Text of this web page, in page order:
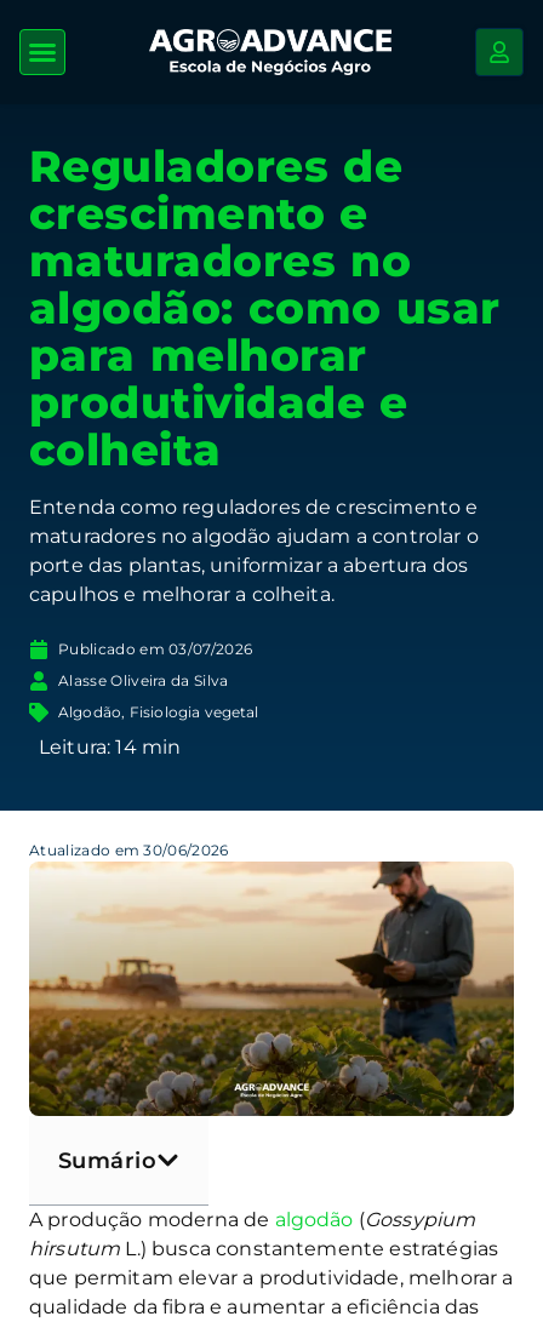
Reguladores de
crescimento e
maturadores no
algodão: como usar
para melhorar
produtividade e
colheita
Entenda como reguladores de crescimento e
maturadores no algodão ajudam a controlar o
porte das plantas, uniformizar a abertura dos
capulhos e melhorar a colheita.
Publicado em 03/07/2026
Alasse Oliveira da Silva
Algodão, Fisiologia vegetal
Atualizado em 30/06/2026
Sumário
A produção moderna de algodão (Gossypium
hirsutum L.) busca constantemente estratégias
que permitam elevar a produtividade, melhorar a
qualidade da fibra e aumentar a eficiência das